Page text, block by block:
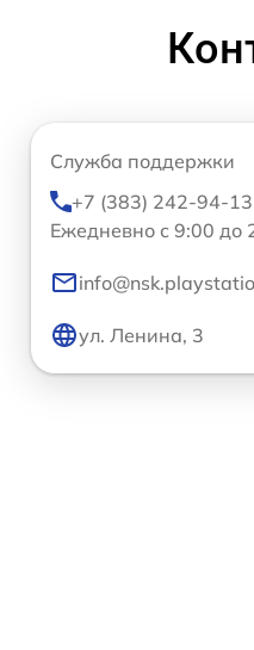
Служба поддержки
+7 (383) 242-94-13
Ежедневно с 9:00 до
ул. Ленина, 3